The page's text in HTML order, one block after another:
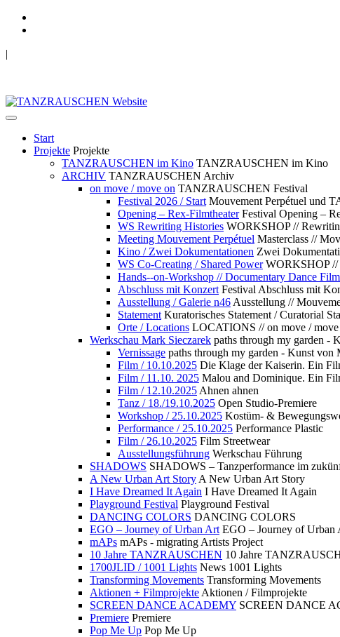
|
Start
Projekte Projekte
TANZRAUSCHEN im Kino TANZRAUSCHEN im Kino
ARCHIV TANZRAUSCHEN Archiv
on move / move on TANZRAUSCHEN Festival
Festival 2026 / Start Mouvement Perpétuel und
Opening – Rex-Filmtheater Festival Opening –
WS Rewriting Histories WORKSHOP //
Meeting Mouvement Perpétuel Masterclass //
Kino / Zwei Dokumentationen Zwei
WS Co-Creating / Shared Power WORKSHOP //
Hands--on-Workshop // Documentary Dance
Abschluss mit Konzert Festival Abschluss mit
Ausstellung / Galerie n46 Ausstellung //
Statement Kuratorisches Statement / Curatorial
Orte / Locations LOCATIONS // on move / move
Werkschau Mark Sieczarek paths through my garden -
Vernissage paths through my garden - Kunst von
Film / 10.10.2025 Die Klage der Kaiserin. Ein
Film / 11.10. 2025 Malou and Dominique. Ein
Film / 12.10.2025 Ahnen ahnen
Tanz / 18./19.10.2025 Open Studio-Premiere
Workshop / 25.10.2025 Kostüm- &
Performance / 25.10.2025 Performance Plastic
Film / 26.10.2025 Film Streetwear
Ausstellungsführung Werkschau Führung
SHADOWS SHADOWS – Tanzperformance im
A New Urban Art Story A New Urban Art Story
I Have Dreamed It Again I Have Dreamed It Again
Playground Festival Playground Festival
DANCING COLORS DANCING COLORS
EGO – Journey of Urban Art EGO – Journey of Urban
mAPs mAPs - migrating Artists Project
10 Jahre TANZRAUSCHEN 10 Jahre
1700JLID / 1001 Lights News 1001 Lights
Transforming Movements Transforming Movements
Aktionen + Filmprojekte Aktionen / Filmprojekte
SCREEN DANCE ACADEMY SCREEN DANCE
Premiere Premiere
Pop Me Up Pop Me Up